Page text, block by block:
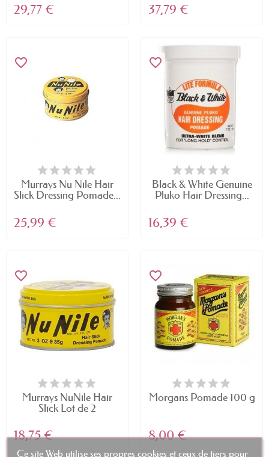
29,77 € 37,79 €
favorite_border
Murrays Nu Nile Hair
Slick Dressing Pomade...
25,99 €
favorite_border
Black & White Genuine
Pluko Hair Dressing...
16,39 €
favorite_border
Murrays NuNile Hair
Slick Lot de 2
18,75 €
favorite_border
Morgans Pomade 100 g
8,00 €
Ce site Web utilise ses propres cookies et ceux de tiers pour